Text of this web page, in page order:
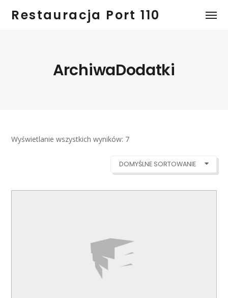
Restauracja Port 110
ArchiwaDodatki
Wyświetlanie wszystkich wyników: 7
DOMYŚLNE SORTOWANIE